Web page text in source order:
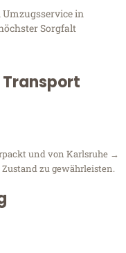
Umzugsservice in
Sorgfalt
und von Karlsruhe →
zu gewährleisten.